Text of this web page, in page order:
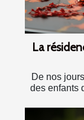
La
De nos
des enfants